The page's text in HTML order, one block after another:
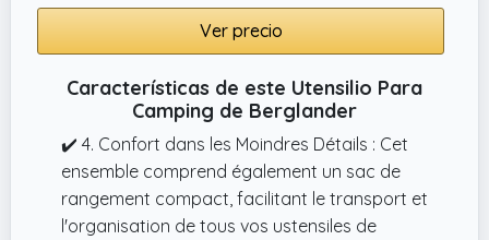
Ver precio
Características de este Utensilio Para
Camping de Berglander
✔️ 4. Confort dans les Moindres Détails : Cet
ensemble comprend également un sac de
rangement compact, facilitant le transport et
l'organisation de tous vos ustensiles de